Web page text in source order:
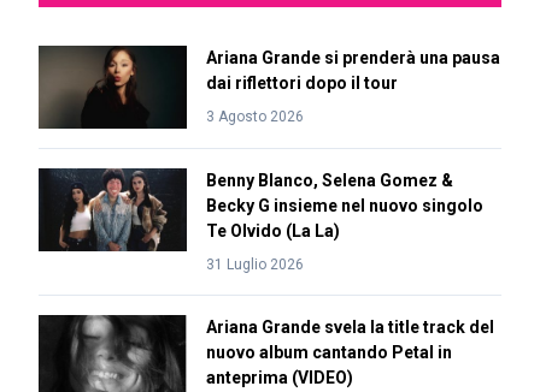
Ariana Grande si prenderà una pausa
dai riflettori dopo il tour
3 Agosto 2026
Benny Blanco, Selena Gomez &
Becky G insieme nel nuovo singolo
Te Olvido (La La)
31 Luglio 2026
Ariana Grande svela la title track del
nuovo album cantando Petal in
anteprima (VIDEO)